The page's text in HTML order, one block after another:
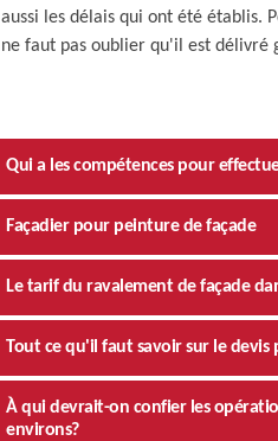
aussi les délais qui ont été établis.
ne faut pas oublier qu'il est délivré
Qui a les compétences pour
Façadier pour peinture de façade
Le tarif du ravalement de façade
Tout ce qu'il faut savoir sur le devis
À qui devrait-on confier les
environs?